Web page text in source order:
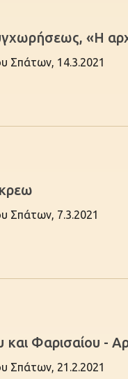
«H
Σπάτων, 14.3.2021
Σπάτων, 7.3.2021
Φαρισαίου -
Σπάτων, 21.2.2021